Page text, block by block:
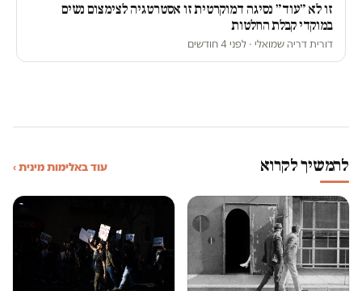
זו לא ״עוד״ נסיגה דמוקרטית זו אסטרטגיה לצימצום נשים
במוקדי קבלת החלטות
דורית דריה שמואלי · לפני 4 חודשים
להמשיך לקרוא עוד באלימות מינית ›